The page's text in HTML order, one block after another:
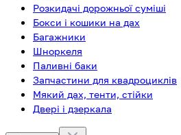
Розкидачі дорожньої суміші
Бокси і кошики на дах
Багажники
Шноркеля
Паливні баки
Запчастини для квадроциклів
Мякий дах, тенти, стійки
Двері і дзеркала